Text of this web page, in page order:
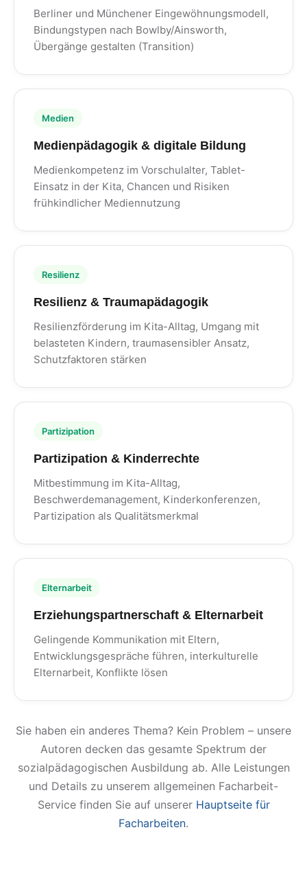
Berliner und Münchener Eingewöhnungsmodell,
Bindungstypen nach Bowlby/Ainsworth,
Übergänge gestalten (Transition)
Medien
Medienpädagogik & digitale Bildung
Medienkompetenz im Vorschulalter, Tablet-
Einsatz in der Kita, Chancen und Risiken
frühkindlicher Mediennutzung
Resilienz
Resilienz & Traumapädagogik
Resilienzförderung im Kita-Alltag, Umgang mit
belasteten Kindern, traumasensibler Ansatz,
Schutzfaktoren stärken
Partizipation
Partizipation & Kinderrechte
Mitbestimmung im Kita-Alltag,
Beschwerdemanagement, Kinderkonferenzen,
Partizipation als Qualitätsmerkmal
Elternarbeit
Erziehungspartnerschaft & Elternarbeit
Gelingende Kommunikation mit Eltern,
Entwicklungsgespräche führen, interkulturelle
Elternarbeit, Konflikte lösen
Sie haben ein anderes Thema? Kein Problem – unsere
Autoren decken das gesamte Spektrum der
sozialpädagogischen Ausbildung ab. Alle Leistungen
und Details zu unserem allgemeinen Facharbeit-
Service finden Sie auf unserer Hauptseite für
Facharbeiten.